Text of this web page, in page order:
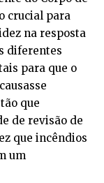
crucial para
na resposta
diferentes
para que o
que
de revisão de
que incêndios
um